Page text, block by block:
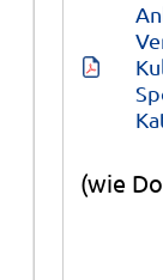
(wie